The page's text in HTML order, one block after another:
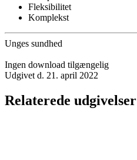
Fleksibilitet
Komplekst
Unges sundhed
Ingen download tilgængelig
Udgivet d. 21. april 2022
Relaterede udgivelser